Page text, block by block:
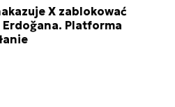
X zablokować
Platforma